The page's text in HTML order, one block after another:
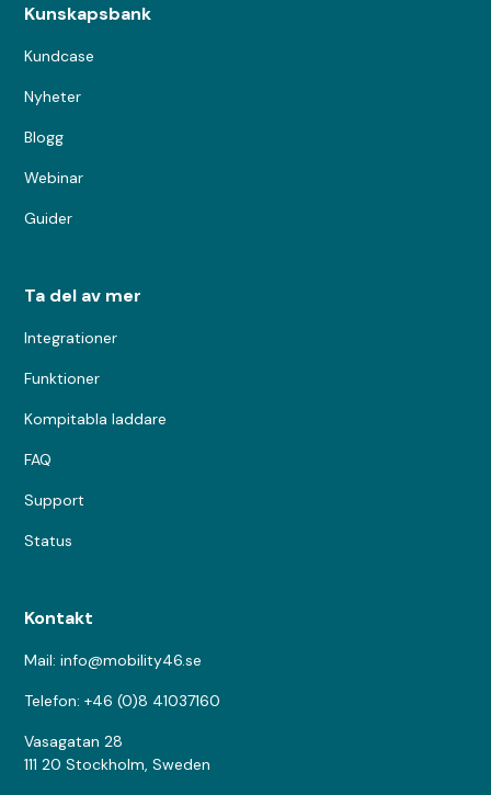
Kunskapsbank
Kundcase
Nyheter
Blogg
Webinar
Guider
Ta del av mer
Integrationer
Funktioner
Kompitabla laddare
FAQ
Support
Status
Kontakt
Mail: info@mobility46.se
Telefon: +46 (0)8 41037160
Vasagatan 28
111 20 Stockholm, Sweden